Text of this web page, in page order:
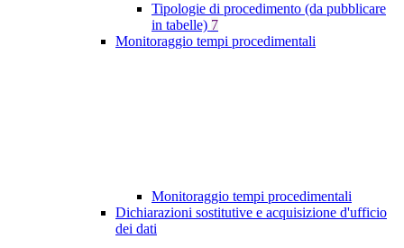
Tipologie di procedimento (da pubblicare
in tabelle) 7
Monitoraggio tempi procedimentali
Monitoraggio tempi procedimentali
Dichiarazioni sostitutive e acquisizione d'ufficio
dei dati